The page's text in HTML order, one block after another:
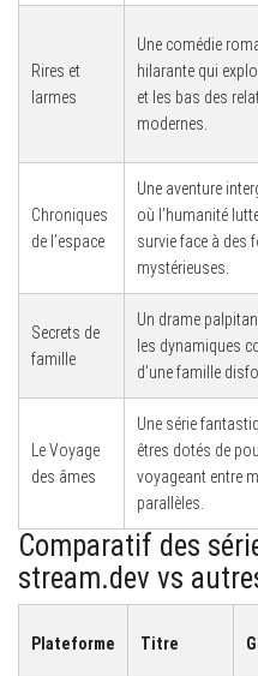
Rires et
larmes
Une comédie
hilarante qui
et les bas des
modernes.
Chroniques
de l’espace
Une aventure
où l’humanité
survie face à des
mystérieuses.
Secrets de
famille
Un drame
les dynamiques
d’une famille
Le Voyage
des âmes
Une série
êtres dotés de
voyageant entre
parallèles.
Comparatif des
stream.dev vs
Plateforme Titre